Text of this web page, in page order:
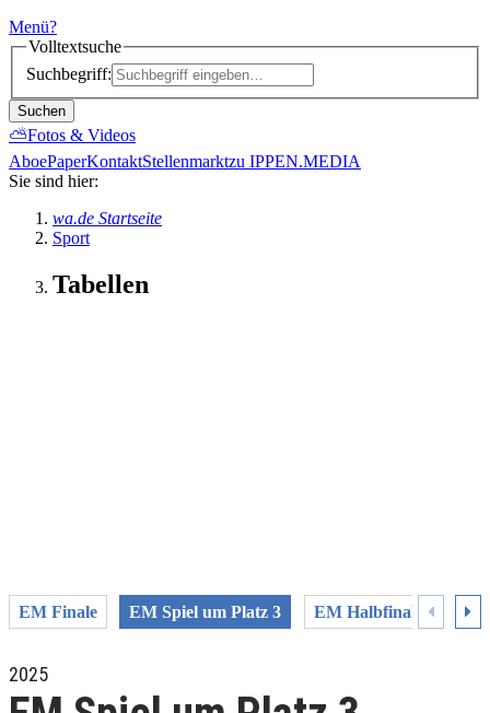
Menü?
Volltextsuche
Suchbegriff:
Suchen
⛅Fotos & Videos
AboePaperKontaktStellenmarktzu IPPEN.MEDIA
Sie sind hier:
wa.de Startseite
Sport
Tabellen
EM Finale EM Spiel um Platz 3 EM Halbfinale
2025